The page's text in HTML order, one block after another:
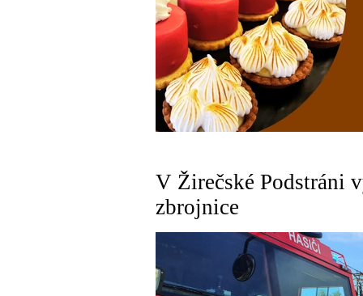
V Žirečské Podstráni
zbrojnice